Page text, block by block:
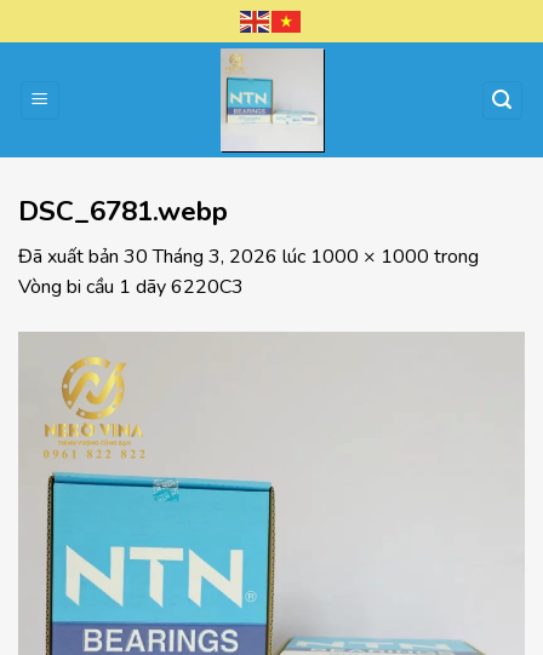
đến
dung
DSC_6781.webp
Đã xuất bản 30 Tháng 3, 2026 lúc 1000 × 1000 trong
Vòng bi cầu 1 dãy 6220C3